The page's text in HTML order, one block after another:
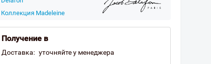
Коллекция Madeleine
Получение в
Доставка: уточняйте у менеджера